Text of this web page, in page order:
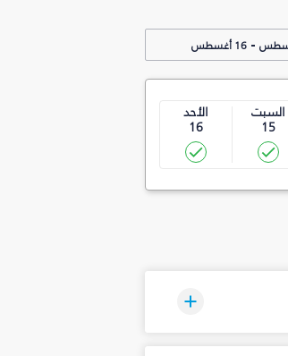
-16 أغسطس
السبت
15
الأحد
16